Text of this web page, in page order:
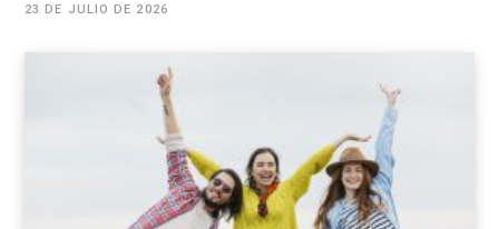
23 DE JULIO DE 2026